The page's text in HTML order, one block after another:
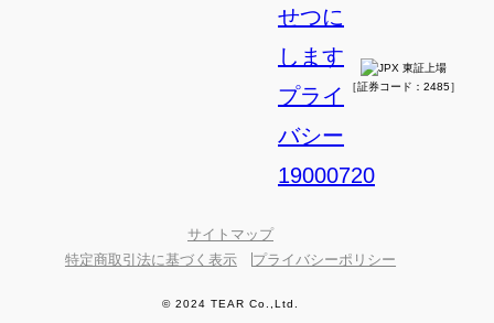
［証券コード：2485］
サイトマップ
特定商取引法に基づく表示
プライバシーポリシー
© 2024 TEAR Co.,Ltd.